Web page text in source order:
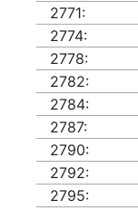
2771:
2774:
2778:
2782:
2784:
2787:
2790:
2792:
2795: